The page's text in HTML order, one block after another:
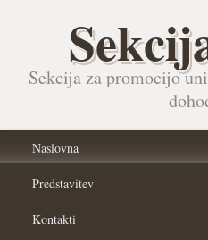
Sekcija za promocijo
Naslovna
Predstavitev
Kontakti